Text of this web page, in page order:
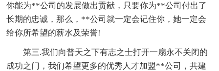
你能为**公司的发展做出贡献，只要你为**公司付出了
长期的忠诚，那么，**公司就一定会记住你，她一定会
给你所希望的薪水及荣誉!
第三.我们向普天之下有志之士打开一扇永不关闭的
成功之门，我们希望更多的优秀人才加盟**公司，共建